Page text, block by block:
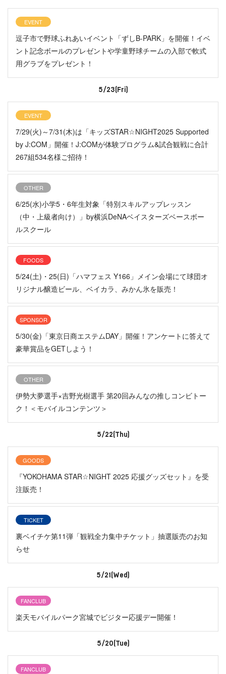
EVENT
逗子市で野球ふれあいイベント「ずしB-PARK」を開催！イベ
ント記念ボールのプレゼントや学童野球チームの入部で軟式
用グラブをプレゼント！
5/23(Fri)
EVENT
7/29(火)～7/31(木)は「キッズSTAR☆NIGHT2025 Supported
by J:COM」開催！J:COMが体験プログラム&試合観戦に合計
267組534名様ご招待！
OTHER
6/25(水)小学5・6年生対象「特別スキルアップレッスン
（中・上級者向け）」by横浜DeNAベイスターズベースボー
ルスクール
FOODS
5/24(土)・25(日)「ハマフェス Y166」メイン会場にて球団オ
リジナル醸造ビール、ベイカラ、みかん氷を販売！
SPONSOR
5/30(金)「東京日商エステムDAY」開催！アンケートに答えて
豪華賞品をGETしよう！
OTHER
伊勢大夢選手×吉野光樹選手 第20回みんなの推しコンビトー
ク！＜モバイルコンテンツ＞
5/22(Thu)
GOODS
『YOKOHAMA STAR☆NIGHT 2025 応援グッズセット』を受
注販売！
TICKET
裏ベイチケ第11弾「観戦全力集中チケット」抽選販売のお知
らせ
5/21(Wed)
FANCLUB
楽天モバイルパーク宮城でビジター応援デー開催！
5/20(Tue)
FANCLUB